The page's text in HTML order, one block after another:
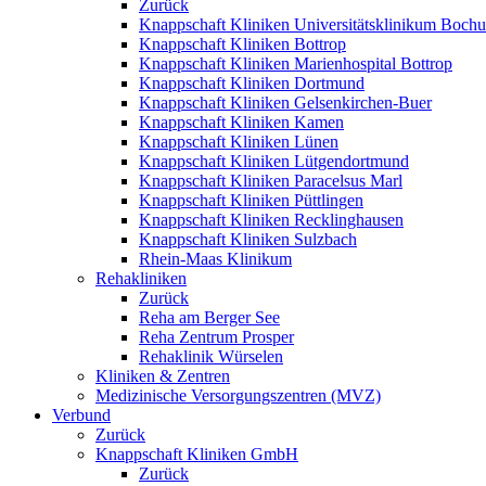
Zurück
Knappschaft Kliniken Universitätsklinikum
Knappschaft Kliniken Bottrop
Knappschaft Kliniken Marienhospital Bottrop
Knappschaft Kliniken Dortmund
Knappschaft Kliniken Gelsenkirchen-Buer
Knappschaft Kliniken Kamen
Knappschaft Kliniken Lünen
Knappschaft Kliniken Lütgendortmund
Knappschaft Kliniken Paracelsus Marl
Knappschaft Kliniken Püttlingen
Knappschaft Kliniken Recklinghausen
Knappschaft Kliniken Sulzbach
Rhein-Maas Klinikum
Rehakliniken
Zurück
Reha am Berger See
Reha Zentrum Prosper
Rehaklinik Würselen
Kliniken & Zentren
Medizinische Versorgungszentren (MVZ)
Verbund
Zurück
Knappschaft Kliniken GmbH
Zurück